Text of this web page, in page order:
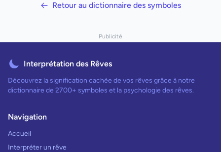
Retour au dictionnaire des symboles
Publicité
Interprétation des Rêves
Découvrez la signification cachée de vos rêves grâce à notre
dictionnaire de 2700+ symboles et la psychologie des rêves.
Navigation
Accueil
Interpréter un rêve